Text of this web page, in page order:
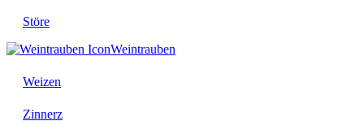
Störe
Weintrauben
Weizen
Zinnerz